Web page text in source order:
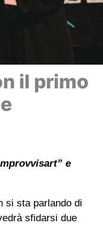
il primo
e
si sta parlando di
sfidarsi due